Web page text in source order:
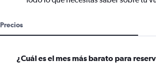
Precios
¿Cuál es el mes más barato para